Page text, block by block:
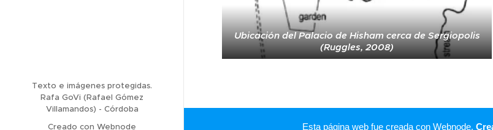
Ubicación del Palacio de Hisham cerca de Sergiopolis
(Ruggles, 2008)
Texto e imágenes protegidas.
Rafa GoVi (Rafael Gómez
Villamandos) - Córdoba
Creado con Webnode Esta página web fue creada con Webnode.